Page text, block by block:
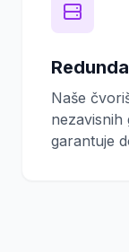
Naše
nezavisnih
garantuje